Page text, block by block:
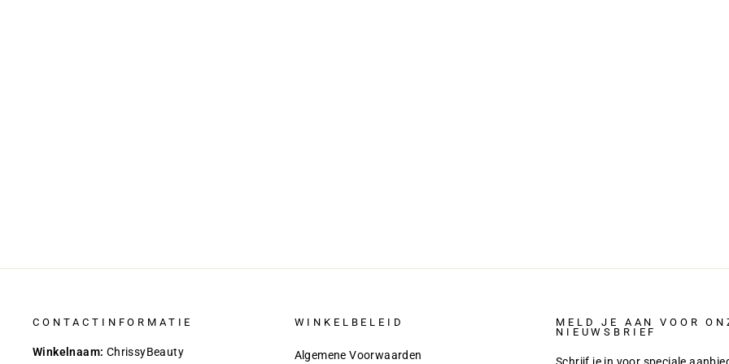
CONTACTINFORMATIE
Winkelnaam: ChrissyBeauty
WINKELBELEID
Algemene Voorwaarden
MELD JE AAN VOOR
NIEUWSBRIEF